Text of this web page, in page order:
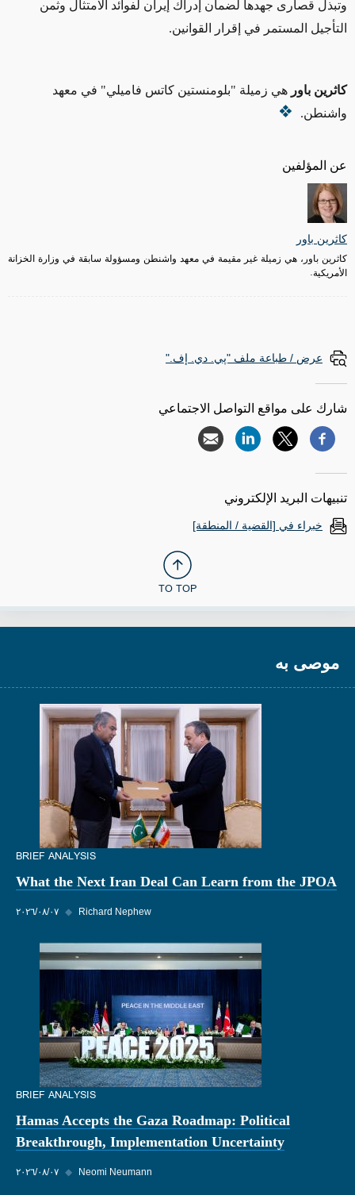
عن المؤلفين
كاثرين باور
كاثرين باور، هي زميلة غير مقيمة في معهد واشنطن ومسؤولة سابقة في وزارة الخزانة
الأمريكية.
وتبذل قصارى جهدها لضمان إدراك إيران لفوائد الامتثال وثمن
التأجيل المستمر في إقرار القوانين.
كاثرين باور هي زميلة "بلومنستين كاتس فاميلي" في معهد
واشنطن.
عرض / طباعة ملف "پي. دي. إف."
شارك على مواقع التواصل الاجتماعي
تنبيهات البريد الإلكتروني
خبراء في [القضية / المنطقة]
TO TOP
موصى به
BRIEF ANALYSIS
What the Next Iran Deal Can Learn from the JPOA
٠٧‏/٠٨‏/٢٠٢٦ ◆ Richard Nephew
BRIEF ANALYSIS
Hamas Accepts the Gaza Roadmap: Political
Breakthrough, Implementation Uncertainty
٠٧‏/٠٨‏/٢٠٢٦ ◆ Neomi Neumann